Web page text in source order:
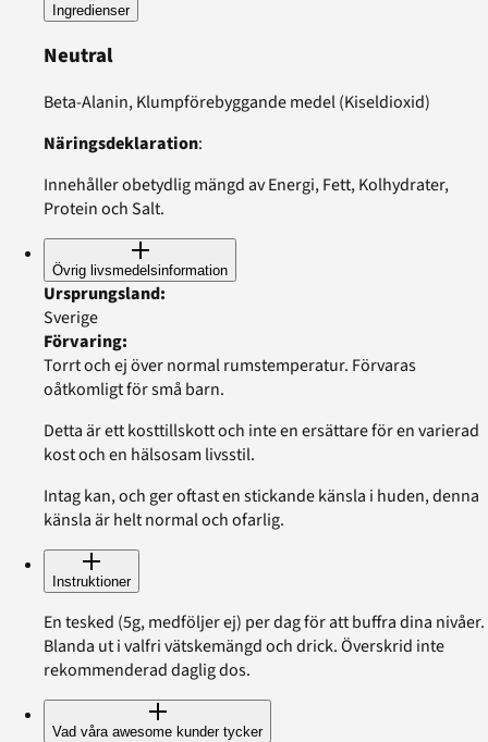
Ingredienser
Neutral
Beta-Alanin, Klumpförebyggande medel (Kiseldioxid)
Näringsdeklaration:
Innehåller obetydlig mängd av Energi, Fett, Kolhydrater,
Protein och Salt.
Övrig livsmedelsinformation
Ursprungsland:
Sverige
Förvaring:
Torrt och ej över normal rumstemperatur. Förvaras
oåtkomligt för små barn.
Detta är ett kosttillskott och inte en ersättare för en varierad
kost och en hälsosam livsstil.
Intag kan, och ger oftast en stickande känsla i huden, denna
känsla är helt normal och ofarlig.
Instruktioner
En tesked (5g, medföljer ej) per dag för att buffra dina nivåer.
Blanda ut i valfri vätskemängd och drick. Överskrid inte
rekommenderad daglig dos.
Vad våra awesome kunder tycker